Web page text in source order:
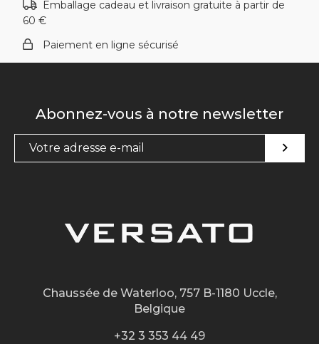
Emballage cadeau et livraison gratuite à partir de
60 €
Paiement en ligne sécurisé
Abonnez-vous à notre newsletter
Chaussée de Waterloo, 757 B-1180 Uccle,
Belgique
+32 3 353 44 49